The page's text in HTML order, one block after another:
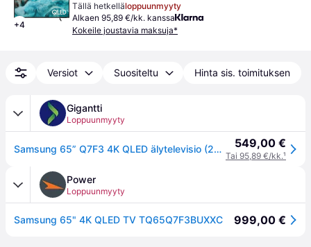
+4
Tällä hetkelläloppuunmyyty
Alkaen 95,89 €/kk. kanssa
Kokeile joustavia maksuja*
Versiot Suositeltu Hinta sis. toimituksen
Gigantti
Loppuunmyyty
Samsung 65” Q7F3 4K QLED älytelevisio (2025) 549,00 €
Tai 95,89 €/kk.¹
Power
Loppuunmyyty
Samsung 65" 4K QLED TV TQ65Q7F3BUXXC 999,00 €